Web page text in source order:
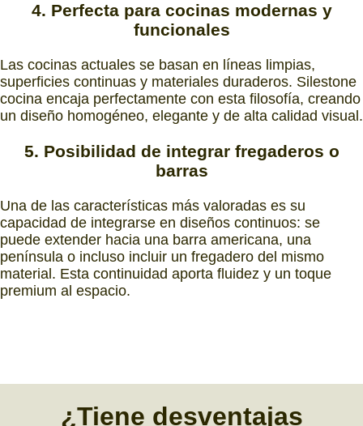
4. Perfecta para cocinas modernas y
funcionales
Las cocinas actuales se basan en líneas limpias,
superficies continuas y materiales duraderos. Silestone
cocina encaja perfectamente con esta filosofía, creando
un diseño homogéneo, elegante y de alta calidad visual.
5. Posibilidad de integrar fregaderos o
barras
Una de las características más valoradas es su
capacidad de integrarse en diseños continuos: se
puede extender hacia una barra americana, una
península o incluso incluir un fregadero del mismo
material. Esta continuidad aporta fluidez y un toque
premium al espacio.
¿Tiene desventajas